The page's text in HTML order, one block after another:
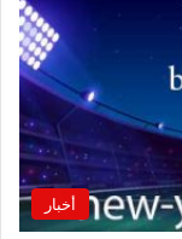
أخبار